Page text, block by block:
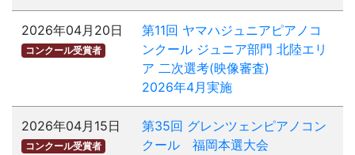
2026年04月20日
コンクール受賞者
第11回 ヤマハジュニアピアノコ
ンクール ジュニア部門 北陸エリ
ア 二次選考(映像審査)
2026年4月実施
2026年04月15日
コンクール受賞者
第35回 グレンツェンピアノコン
クール 福岡本選大会